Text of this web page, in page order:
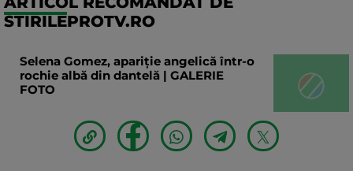
STIRILEPROTV.RO
Selena Gomez, apariție angelică într-o
rochie albă din dantelă | GALERIE
FOTO